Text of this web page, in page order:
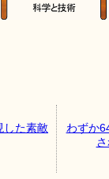
した素敵
わずか